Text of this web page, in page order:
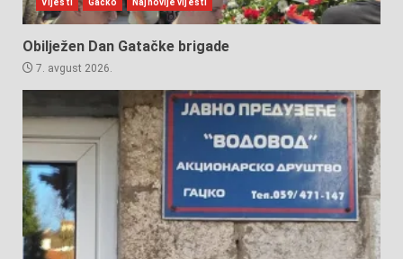
Vijesti Gacko Najnovije vijesti
Obilježen Dan Gatačke brigade
7. avgust 2026.